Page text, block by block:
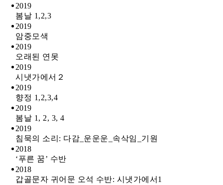
2019
봄날 1,2,3
2019
암중모색
2019
오래된 연못
2019
시냇가에서２
2019
향정 1,2,3,4
2019
봄날 1, 2, 3, 4
2019
침묵의 소리: 다감_운운운_속삭임_기원
2018
‘푸른 꿈’ 수반
2018
갑골문자 귀어문 오석 수반: 시냇가에서1